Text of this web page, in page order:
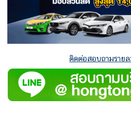
ติดต่อสอบถามรายล